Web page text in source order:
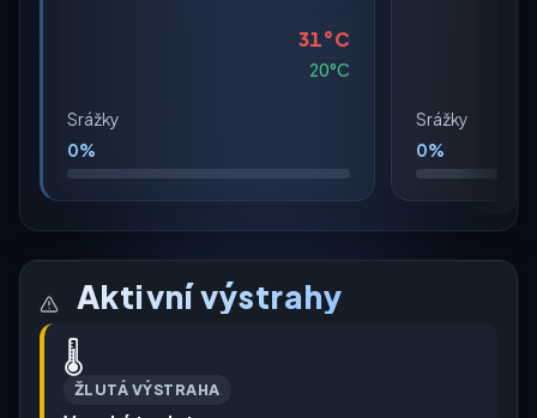
31°C
20°C
Srážky
0%
Srážky
0%
Aktivní výstrahy
🌡️
ŽLUTÁ VÝSTRAHA